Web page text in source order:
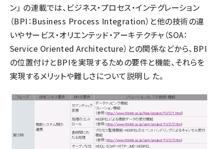
ン」 の連載では、ビジネス・プロセス・インテグレーション
（BPI：Business Process Integration）と他の技術の違
いやサービス・オリエンテッド・アーキテクチャ（SOA：
Service Oriented Architecture）との関係などから、BPI
の位置付けとBPIを実現するための要件と機能、それらを
実現するメリットや難しさについて説明し た。